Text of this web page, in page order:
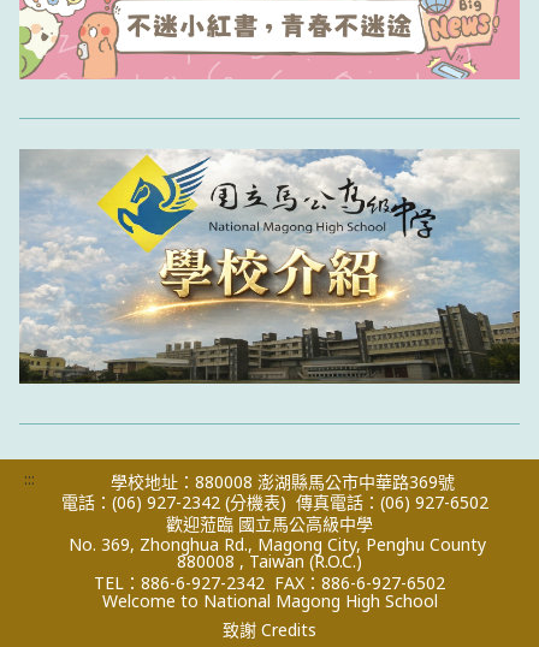
:::
學校地址：880008 澎湖縣馬公市中華路369號
電話：(06) 927-2342 (分機表) 傳真電話：(06) 927-6502
歡迎蒞臨 國立馬公高級中學
No. 369, Zhonghua Rd., Magong City, Penghu County
880008 , Taiwan (R.O.C.)
TEL：886-6-927-2342 FAX：886-6-927-6502
Welcome to National Magong High School
致謝 Credits